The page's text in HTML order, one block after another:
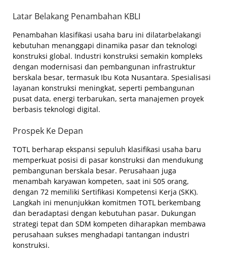
Latar Belakang Penambahan KBLI
Penambahan klasifikasi usaha baru ini dilatarbelakangi
kebutuhan menanggapi dinamika pasar dan teknologi
konstruksi global. Industri konstruksi semakin kompleks
dengan modernisasi dan pembangunan infrastruktur
berskala besar, termasuk Ibu Kota Nusantara. Spesialisasi
layanan konstruksi meningkat, seperti pembangunan
pusat data, energi terbarukan, serta manajemen proyek
berbasis teknologi digital.
Prospek Ke Depan
TOTL berharap ekspansi sepuluh klasifikasi usaha baru
memperkuat posisi di pasar konstruksi dan mendukung
pembangunan berskala besar. Perusahaan juga
menambah karyawan kompeten, saat ini 505 orang,
dengan 72 memiliki Sertifikasi Kompetensi Kerja (SKK).
Langkah ini menunjukkan komitmen TOTL berkembang
dan beradaptasi dengan kebutuhan pasar. Dukungan
strategi tepat dan SDM kompeten diharapkan membawa
perusahaan sukses menghadapi tantangan industri
konstruksi.